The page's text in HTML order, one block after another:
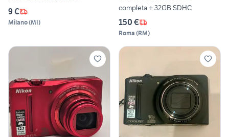
9 €
Milano(MI)
completa + 32GB SDHC
150 €
Roma (RM)